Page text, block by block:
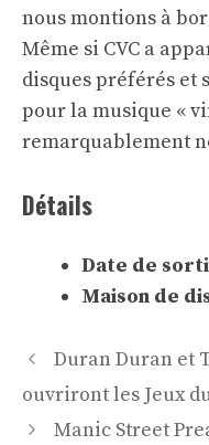
nous montions à
Même si CVC a
disques préférés et
pour la musique «
remarquablement
Détails
Date de
Maison de
Navigation
des
Duran Duran et
ouvriront les Jeux
Manic Street